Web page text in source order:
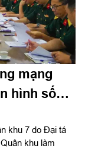
mạng
hình số
khu 7 do Đại tá
khu làm